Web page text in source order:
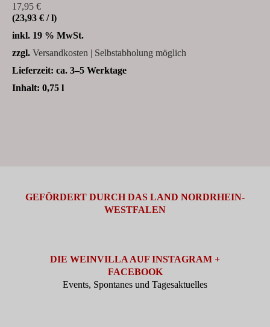
17,95 €
(23,93 € /l)
inkl. 19 % MwSt.
zzgl. Versandkosten | Selbstabholung möglich
Lieferzeit: ca. 3–5 Werktage
Inhalt: 0,75 l
GEFÖRDERT DURCH DAS LAND NORDRHEIN-
WESTFALEN
DIE WEINVILLA AUF INSTAGRAM +
FACEBOOK
Events, Spontanes und Tagesaktuelles